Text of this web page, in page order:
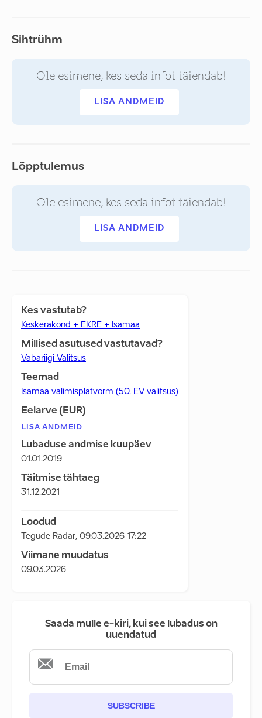
Sihtrühm
Ole esimene, kes seda infot täiendab!
LISA ANDMEID
Lõpptulemus
Ole esimene, kes seda infot täiendab!
LISA ANDMEID
Kes vastutab?
Keskerakond + EKRE + Isamaa
Millised asutused vastutavad?
Vabariigi Valitsus
Teemad
Isamaa valimisplatvorm (50. EV valitsus)
Eelarve (EUR)
LISA ANDMEID
Lubaduse andmise kuupäev
01.01.2019
Täitmise tähtaeg
31.12.2021
Loodud
Tegude Radar, 09.03.2026 17:22
Viimane muudatus
09.03.2026
Saada mulle e-kiri, kui see lubadus on
uuendatud
SUBSCRIBE